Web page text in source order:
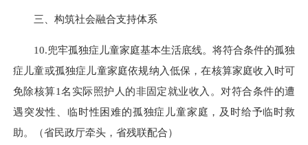
三、构筑社会融合支持体系
10.兜牢孤独症儿童家庭基本生活底线。将符合条件的孤独
症儿童或孤独症儿童家庭依规纳入低保，在核算家庭收入时可
免除核算1名实际照护人的非固定就业收入。对符合条件的遭
遇突发性、临时性困难的孤独症儿童家庭，及时给予临时救
助。（省民政厅牵头，省残联配合）